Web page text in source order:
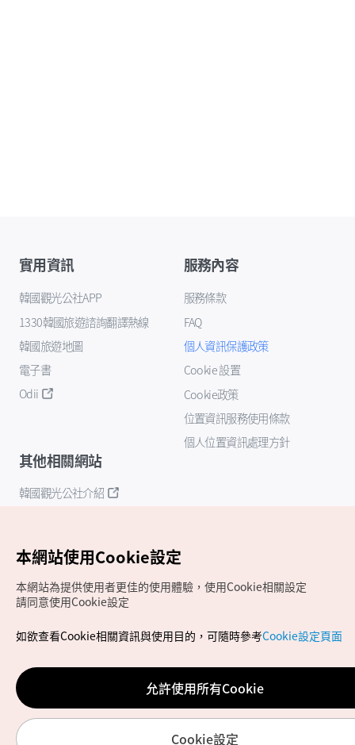
實用資訊
韓國觀光公社APP
1330韓國旅遊諮詢翻譯熱線
韓國旅遊地圖
電子書
Odii
服務內容
服務條款
FAQ
個人資訊保護政策
Cookie 設置
Cookie政策
位置資訊服務使用條款
個人位置資訊處理方針
其他相關網站
韓國觀光公社介紹
Copyrights (c) 韓國觀光公社版權所有
如有相關疑問或建議，歡迎來信至官方信箱
chinese_big5@knto.or.kr
本網站使用Cookie設定
本網站為提供使用者更佳的使用體驗，使用Cookie相關設定
請同意使用Cookie設定
如欲查看Cookie相關資訊與使用目的，可隨時參考Cookie設定頁面
允許使用所有Cookie
Cookie設定